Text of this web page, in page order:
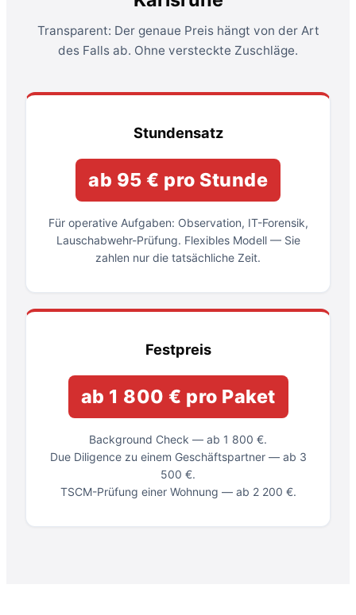
Transparent: Der genaue Preis hängt von der Art
des Falls ab. Ohne versteckte Zuschläge.
Stundensatz
ab 95 € pro Stunde
Für operative Aufgaben: Observation, IT-Forensik,
Lauschabwehr-Prüfung. Flexibles Modell — Sie
zahlen nur die tatsächliche Zeit.
Festpreis
ab 1 800 € pro Paket
Background Check — ab 1 800 €.
Due Diligence zu einem Geschäftspartner — ab 3
500 €.
TSCM-Prüfung einer Wohnung — ab 2 200 €.